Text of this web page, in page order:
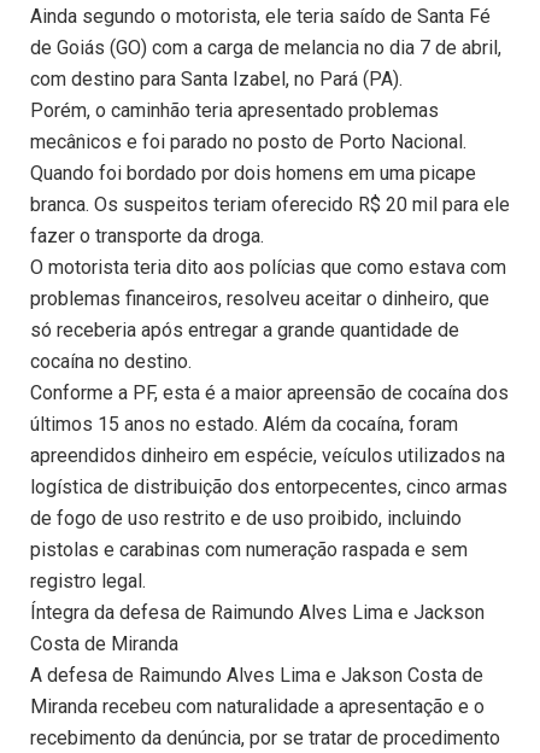
Ainda segundo o motorista, ele teria saído de Santa Fé
de Goiás (GO) com a carga de melancia no dia 7 de abril,
com destino para Santa Izabel, no Pará (PA).
Porém, o caminhão teria apresentado problemas
mecânicos e foi parado no posto de Porto Nacional.
Quando foi bordado por dois homens em uma picape
branca. Os suspeitos teriam oferecido R$ 20 mil para ele
fazer o transporte da droga.
O motorista teria dito aos polícias que como estava com
problemas financeiros, resolveu aceitar o dinheiro, que
só receberia após entregar a grande quantidade de
cocaína no destino.
Conforme a PF, esta é a maior apreensão de cocaína dos
últimos 15 anos no estado. Além da cocaína, foram
apreendidos dinheiro em espécie, veículos utilizados na
logística de distribuição dos entorpecentes, cinco armas
de fogo de uso restrito e de uso proibido, incluindo
pistolas e carabinas com numeração raspada e sem
registro legal.
Íntegra da defesa de Raimundo Alves Lima e Jackson
Costa de Miranda
A defesa de Raimundo Alves Lima e Jakson Costa de
Miranda recebeu com naturalidade a apresentação e o
recebimento da denúncia, por se tratar de procedimento